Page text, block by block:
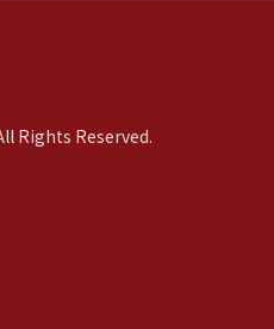
Rights Reserved.